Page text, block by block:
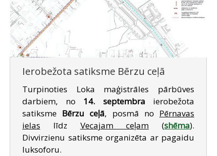
Ierobežota satiksme Bērzu ceļā
Turpinoties Loka maģistrāles pārbūves
darbiem, no 14. septembra ierobežota
satiksme Bērzu ceļā, posmā no Pērnavas
ielas līdz Vecajam ceļam (shēma).
Divvirzienu satiksme organizēta ar pagaidu
luksoforu.